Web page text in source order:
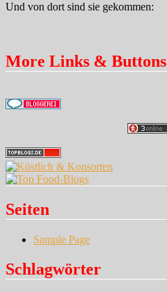
Und von dort sind sie gekommen:
More Links & Buttons
Seiten
Sample Page
Schlagwörter